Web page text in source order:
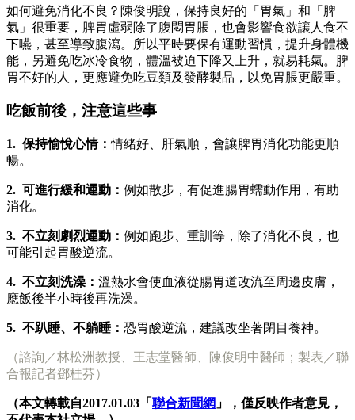
如何避免消化不良？陳俊明說，保持良好的「胃氣」和「脾
氣」很重要，脾胃虛弱除了腹悶胃脹，也會影響食欲讓人食不
下嚥，甚至導致腹瀉。所以平時要保有運動習慣，提升身體機
能，另避免吃冰冷食物，體溫被迫下降又上升，就易耗氣。脾
胃不好的人，更應避免吃豆類及發酵製品，以免胃脹更嚴重。
吃飯前後，注意這些事
1. 保持愉悅心情：情緒好、肝氣順，會讓脾胃消化功能更順
暢。
2. 可進行緩和運動： 例如散步，有促進腸胃蠕動作用，有助
消化。
3. 不立刻劇烈運動： 例如跑步、重訓等，除了消化不良，也
可能引起胃酸逆流。
4. 不立刻洗澡： 溫熱水會使血液從腸胃道改流至周邊皮膚，
應飯後半小時後再洗澡。
5. 不趴睡、不躺睡： 恐胃酸逆流，建議改坐著閉目養神。
（諮詢／林松洲教授、王志堂醫師、陳俊明中醫師；製表／聯
合報記者鄧桂芬）
（本文轉載自2017.01.03「 聯合新聞網 」，僅反映作者意見，